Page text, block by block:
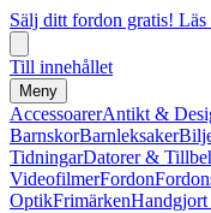
Sälj ditt fordon gratis!
Till innehållet
Meny
AccessoarerAntikt &
BarnskorBarnleksaker
TidningarDatorer &
VideofilmerFordon
OptikFrimärken